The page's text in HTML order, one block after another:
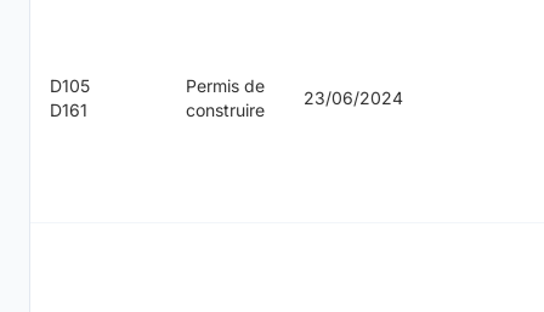
D105
D161
Permis de
construire
23/06/2024